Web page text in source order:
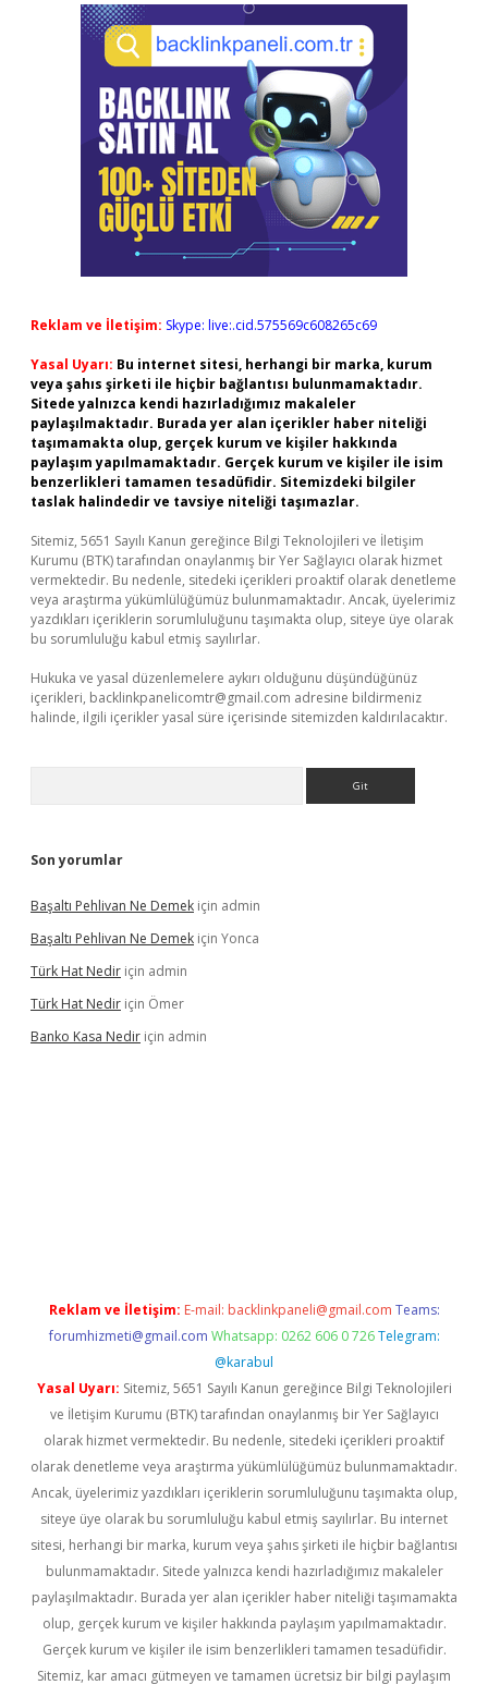
Reklam ve İletişim: Skype: live:.cid.575569c608265c69
Yasal Uyarı: Bu internet sitesi, herhangi bir marka, kurum
veya şahıs şirketi ile hiçbir bağlantısı bulunmamaktadır.
Sitede yalnızca kendi hazırladığımız makaleler
paylaşılmaktadır. Burada yer alan içerikler haber niteliği
taşımamakta olup, gerçek kurum ve kişiler hakkında
paylaşım yapılmamaktadır. Gerçek kurum ve kişiler ile isim
benzerlikleri tamamen tesadüfidir. Sitemizdeki bilgiler
taslak halindedir ve tavsiye niteliği taşımazlar.
Sitemiz, 5651 Sayılı Kanun gereğince Bilgi Teknolojileri ve İletişim
Kurumu (BTK) tarafından onaylanmış bir Yer Sağlayıcı olarak hizmet
vermektedir. Bu nedenle, sitedeki içerikleri proaktif olarak denetleme
veya araştırma yükümlülüğümüz bulunmamaktadır. Ancak, üyelerimiz
yazdıkları içeriklerin sorumluluğunu taşımakta olup, siteye üye olarak
bu sorumluluğu kabul etmiş sayılırlar.
Hukuka ve yasal düzenlemelere aykırı olduğunu düşündüğünüz
içerikleri, backlinkpanelicomtr@gmail.com adresine bildirmeniz
halinde, ilgili içerikler yasal süre içerisinde sitemizden kaldırılacaktır.
Son yorumlar
Başaltı Pehlivan Ne Demek için admin
Başaltı Pehlivan Ne Demek için Yonca
Türk Hat Nedir için admin
Türk Hat Nedir için Ömer
Banko Kasa Nedir için admin
Reklam ve İletişim: E-mail: backlinkpaneli@gmail.com Teams:
forumhizmeti@gmail.com Whatsapp: 0262 606 0 726 Telegram:
@karabul
Yasal Uyarı: Sitemiz, 5651 Sayılı Kanun gereğince Bilgi Teknolojileri
ve İletişim Kurumu (BTK) tarafından onaylanmış bir Yer Sağlayıcı
olarak hizmet vermektedir. Bu nedenle, sitedeki içerikleri proaktif
olarak denetleme veya araştırma yükümlülüğümüz bulunmamaktadır.
Ancak, üyelerimiz yazdıkları içeriklerin sorumluluğunu taşımakta olup,
siteye üye olarak bu sorumluluğu kabul etmiş sayılırlar. Bu internet
sitesi, herhangi bir marka, kurum veya şahıs şirketi ile hiçbir bağlantısı
bulunmamaktadır. Sitede yalnızca kendi hazırladığımız makaleler
paylaşılmaktadır. Burada yer alan içerikler haber niteliği taşımamakta
olup, gerçek kurum ve kişiler hakkında paylaşım yapılmamaktadır.
Gerçek kurum ve kişiler ile isim benzerlikleri tamamen tesadüfidir.
Sitemiz, kar amacı gütmeyen ve tamamen ücretsiz bir bilgi paylaşım